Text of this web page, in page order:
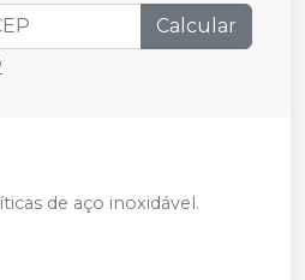
Calcular
de aço inoxidável.